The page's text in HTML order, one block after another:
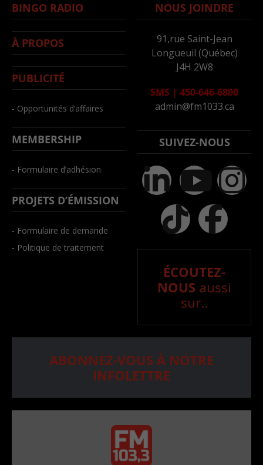
BINGO RADIO
À PROPOS
PUBLICITÉ
- Opportunités d’affaires
MEMBERSHIP
- Formulaire d’adhésion
PROJETS D’ÉMISSION
- Formulaire de demande
- Politique de traitement
NOUS JOINDRE
91,rue Saint-Jean
Longueuil (Québec)
J4H 2W8
SMS | 450-646-6800
admin@fm1033.ca
SUIVEZ-NOUS
ÉCOUTEZ-
NOUS aussi
sur..
ABONNEZ-VOUS À NOTRE
INFOLETTRE